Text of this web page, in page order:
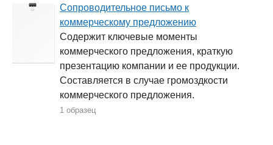
Сопроводительное письмо к
коммерческому предложению
Содержит ключевые моменты
коммерческого предложения, краткую
презентацию компании и ее продукции.
Составляется в случае громоздкости
коммерческого предложения.
1 образец